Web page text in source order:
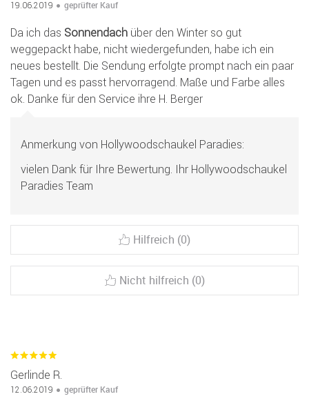
19.06.2019 geprüfter Kauf
Da ich das Sonnendach über den Winter so gut
weggepackt habe, nicht wiedergefunden, habe ich ein
neues bestellt. Die Sendung erfolgte prompt nach ein paar
Tagen und es passt hervorragend. Maße und Farbe alles
ok. Danke für den Service ihre H. Berger
Anmerkung von Hollywoodschaukel Paradies:
vielen Dank für Ihre Bewertung. Ihr Hollywoodschaukel
Paradies Team
Hilfreich (0)
Nicht hilfreich (0)
Gerlinde R.
12.06.2019 geprüfter Kauf